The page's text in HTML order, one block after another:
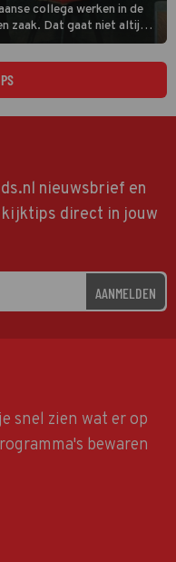
collega werken in de
zaak. Dat gaat niet altijd
nieuwsbrief en
direct in jouw
AANMELDEN
snel zien wat er op
bewaren